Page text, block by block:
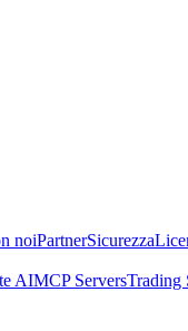
noiPartnerSicurezza
AIMCP ServersTrading